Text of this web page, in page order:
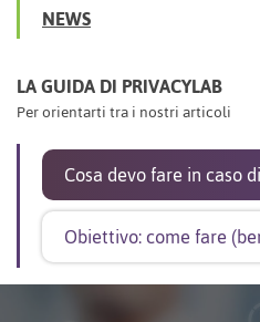
NEWS
LA GUIDA DI PRIVACYLAB
Per orientarti tra i nostri articoli
Cosa devo fare in caso
Obiettivo: come fare